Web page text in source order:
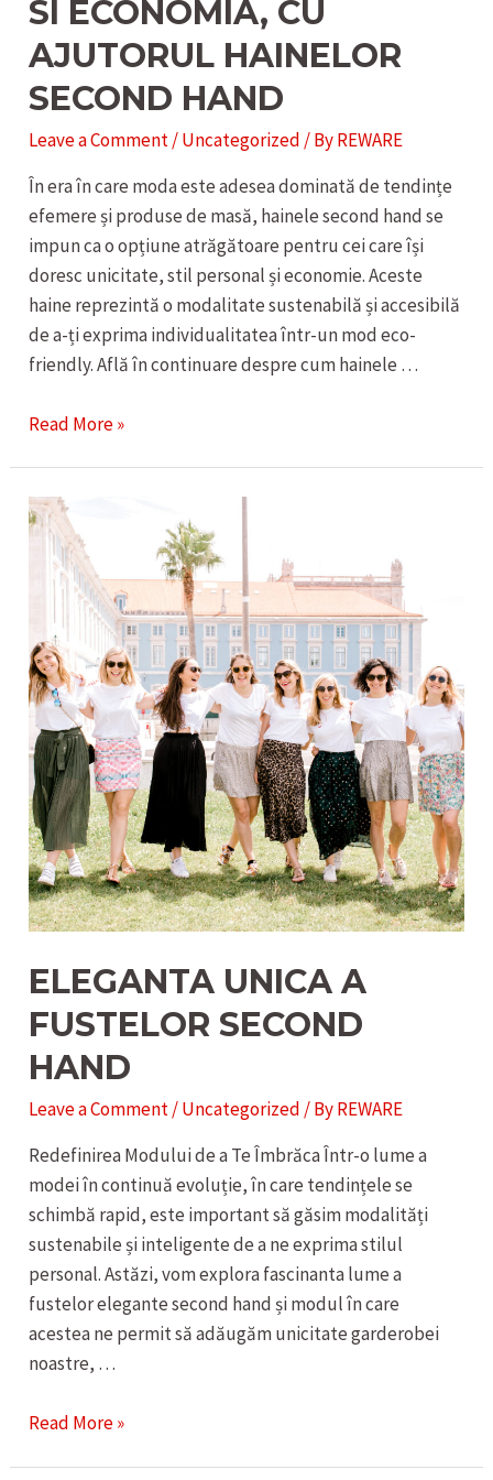
SI ECONOMIA, CU
AJUTORUL HAINELOR
SECOND HAND
Leave a Comment/Uncategorized / ByREWARE
În era în care moda este adesea dominată de tendințe
efemere și produse de masă, hainele second hand se
impun ca o opțiune atrăgătoare pentru cei care își
doresc unicitate, stil personal și economie. Aceste
haine reprezintă o modalitate sustenabilă și accesibilă
de a-ți exprima individualitatea într-un mod eco-
friendly. Află în continuare despre cum hainele …
DESCOPERA
ECONOMIA,
CU
AJUTORUL
HAINELOR
SECOND
HAND
Read More »
ELEGANTA UNICA A
FUSTELOR SECOND
HAND
Leave a Comment/Uncategorized / ByREWARE
Redefinirea Modului de a Te Îmbrăca Într-o lume a
modei în continuă evoluție, în care tendințele se
schimbă rapid, este important să găsim modalități
sustenabile și inteligente de a ne exprima stilul
personal. Astăzi, vom explora fascinanta lume a
fustelor elegante second hand și modul în care
acestea ne permit să adăugăm unicitate garderobei
noastre, …
ELEGANTA
Read More »